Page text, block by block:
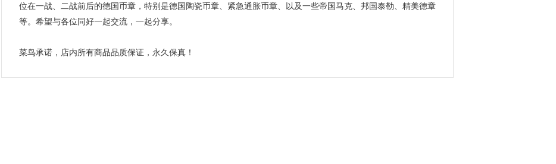
位在一战、二战前后的德国币章，特别是德国陶瓷币章、紧急通胀币章、以及一些帝国马克、邦国泰勒、精美德章
等。希望与各位同好一起交流，一起分享。
菜鸟承诺，店内所有商品品质保证，永久保真！